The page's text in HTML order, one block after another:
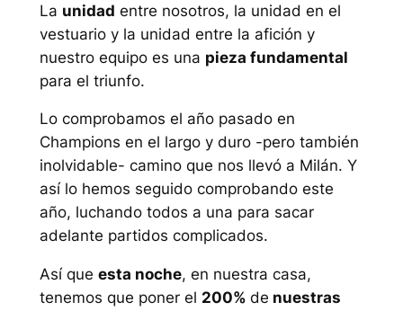
La unidad entre nosotros, la unidad en el
vestuario y la unidad entre la afición y
nuestro equipo es una pieza fundamental
para el triunfo.
Lo comprobamos el año pasado en
Champions en el largo y duro -pero también
inolvidable- camino que nos llevó a Milán. Y
así lo hemos seguido comprobando este
año, luchando todos a una para sacar
adelante partidos complicados.
Así que esta noche, en nuestra casa,
tenemos que poner el 200% de nuestras